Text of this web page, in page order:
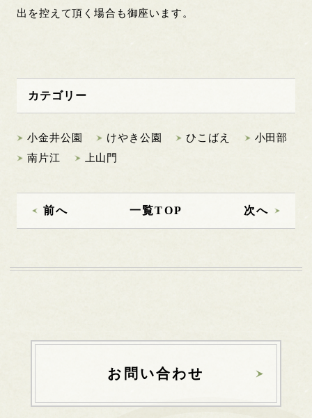
出を控えて頂く場合も御座います。
カテゴリー
小金井公園 けやき公園 ひこばえ
小田部
南片江
上山門
前へ 一覧TOP 次へ
お問い合わせ